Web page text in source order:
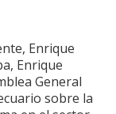
Enrique
Enrique
General
sobre la